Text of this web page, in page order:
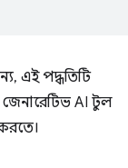
এই পদ্ধতিটি
AI টুল